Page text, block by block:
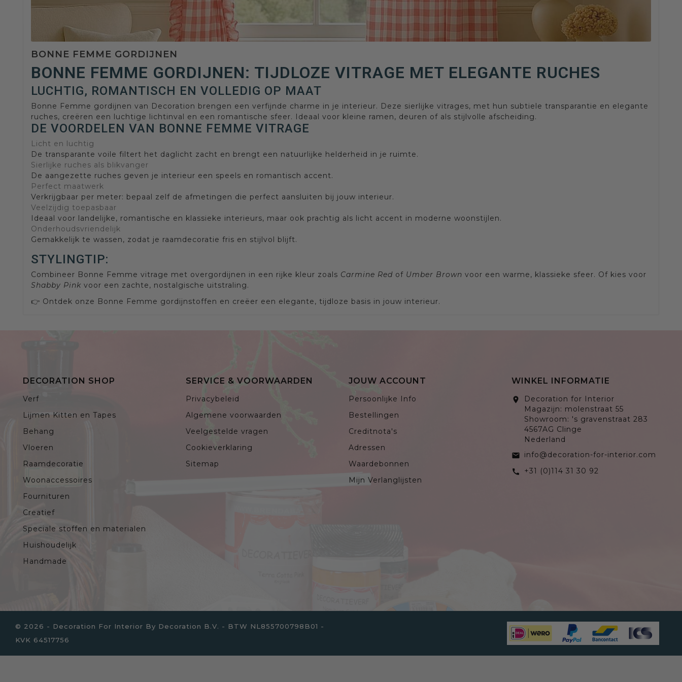
BONNE FEMME GORDIJNEN
BONNE FEMME GORDIJNEN: TIJDLOZE VITRAGE MET ELEGANTE RUCHES
LUCHTIG, ROMANTISCH EN VOLLEDIG OP MAAT
Bonne Femme gordijnen van Decoration brengen een verfijnde charme in je interieur. Deze sierlijke vitrages, met hun subtiele transparantie en elegante
ruches, creëren een luchtige lichtinval en een romantische sfeer. Ideaal voor kleine ramen, deuren of als stijlvolle afscheiding.
DE VOORDELEN VAN BONNE FEMME VITRAGE
Licht en luchtig
De transparante voile filtert het daglicht zacht en brengt een natuurlijke helderheid in je ruimte.
Sierlijke ruches als blikvanger
De aangezette ruches geven je interieur een speels en romantisch accent.
Perfect maatwerk
Verkrijgbaar per meter: bepaal zelf de afmetingen die perfect aansluiten bij jouw interieur.
Veelzijdig toepasbaar
Ideaal voor landelijke, romantische en klassieke interieurs, maar ook prachtig als licht accent in moderne woonstijlen.
Onderhoudsvriendelijk
Gemakkelijk te wassen, zodat je raamdecoratie fris en stijlvol blijft.
STYLINGTIP:
Combineer Bonne Femme vitrage met overgordijnen in een rijke kleur zoals Carmine Red of Umber Brown voor een warme, klassieke sfeer. Of kies voor
Shabby Pink voor een zachte, nostalgische uitstraling.
👉 Ontdek onze Bonne Femme gordijnstoffen en creëer een elegante, tijdloze basis in jouw interieur.
DECORATION SHOP
Verf
Lijmen Kitten en Tapes
Behang
Vloeren
Raamdecoratie
Woonaccessoires
Fournituren
Creatief
Speciale stoffen en materialen
Huishoudelijk
Handmade
SERVICE & VOORWAARDEN
Privacybeleid
Algemene voorwaarden
Veelgestelde vragen
Cookieverklaring
Sitemap
JOUW ACCOUNT
Persoonlijke Info
Bestellingen
Creditnota's
Adressen
Waardebonnen
Mijn Verlanglijsten
WINKEL INFORMATIE
location_on
Decoration for Interior
Magazijn: molenstraat 55
Showroom: 's gravenstraat 283
4567AG Clinge
Nederland
email info@decoration-for-interior.com
call +31 (0)114 31 30 92
© 2026 - Decoration For Interior By Decoration B.V. - BTW NL855700798B01 -
KVK 64517756